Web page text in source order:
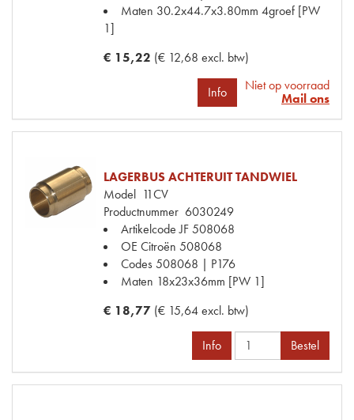
Maten 30.2x44.7x3.80mm 4groef [PW
1]
€ 15,22 (€ 12,68 excl. btw)
Info
Niet op voorraad
Mail ons
LAGERBUS ACHTERUIT TANDWIEL
Model 11CV
Productnummer 6030249
Artikelcode JF508068
OE Citroën 508068
Codes508068 | P176
Maten 18x23x36mm [PW 1]
€ 18,77 (€ 15,64 excl. btw)
Info Bestel